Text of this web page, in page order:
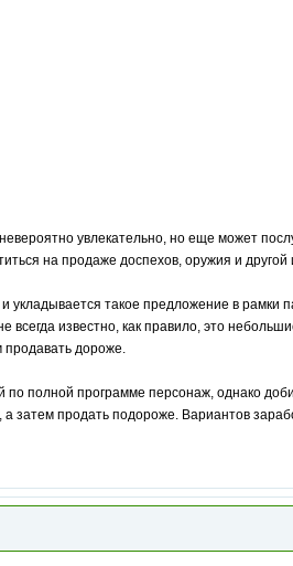
увлекательно, но еще может
на продаже доспехов, оружия и
укладывается такое предложение в
известно, как правило, это
продавать дороже.
полной программе персонаж, однако
затем продать подороже. Вариантов